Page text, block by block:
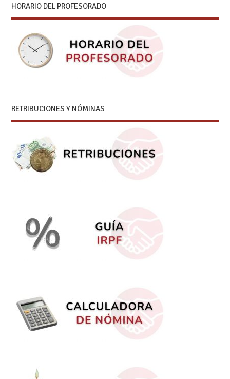
HORARIO DEL PROFESORADO
RETRIBUCIONES Y NÓMINAS